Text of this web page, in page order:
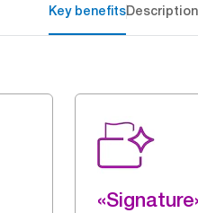
Key benefitsDescription